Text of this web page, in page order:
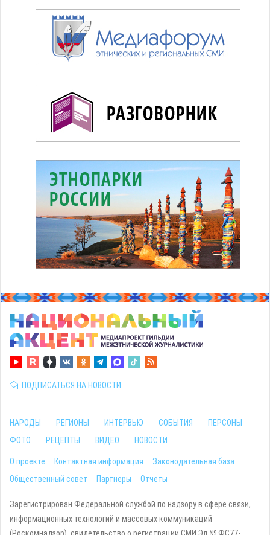
ПОДПИСАТЬСЯ НА НОВОСТИ
НАРОДЫ РЕГИОНЫ ИНТЕРВЬЮ СОБЫТИЯ
ПЕРСОНЫ
ФОТО
РЕЦЕПТЫ ВИДЕО НОВОСТИ
О проекте Контактная информация
Законодательная база
Общественный совет
Партнеры Отчеты
Зарегистрирован Федеральной службой по надзору в сфере связи,
информационных технологий и массовых коммуникаций
(Роскомнадзор), свидетельство о регистрации СМИ Эл № ФС77-